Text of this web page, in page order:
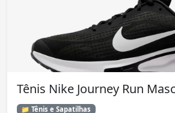
Tênis Nike Journey Run
📁 Tênis e Sapatilhas